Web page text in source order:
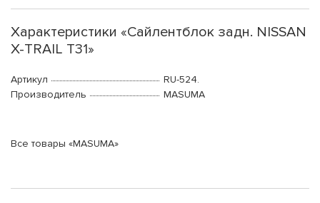
Характеристики «Сайлентблок задн. NISSAN
X-TRAIL T31»
Артикул
RU-524.
Производитель
MASUMA
Все товары «MASUMA»